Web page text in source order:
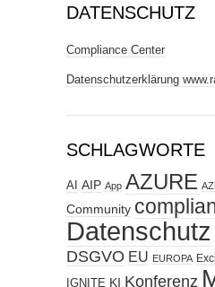
DATENSCHUTZ
Compliance Center
Datenschutzerklärung
SCHLAGWORTE
AI AIP App AZURE
Community
Datenschutz
DSGVO EU EUROPA
IGNITE KI Konferenz